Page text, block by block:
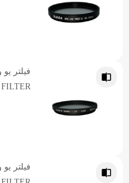
FILTER